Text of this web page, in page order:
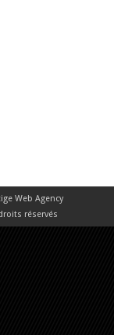
Web Agency
réservés